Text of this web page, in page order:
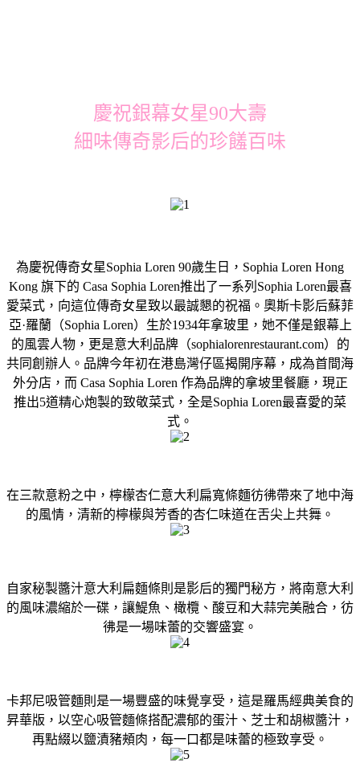
慶祝銀幕女星90大壽
細味傳奇影后的珍饈百味
為慶祝傳奇女星Sophia Loren 90歲生日，Sophia Loren Hong
Kong 旗下的 Casa Sophia Loren推出了一系列Sophia Loren最喜
愛菜式，向這位傳奇女星致以最誠懇的祝福。奧斯卡影后蘇菲
亞·羅蘭（Sophia Loren）生於1934年拿玻里，她不僅是銀幕上
的風雲人物，更是意大利品牌（sophialorenrestaurant.com）的
共同創辦人。品牌今年初在港島灣仔區揭開序幕，成為首間海
外分店，而 Casa Sophia Loren 作為品牌的拿坡里餐廳，現正
推出5道精心炮製的致敬菜式，全是Sophia Loren最喜愛的菜
式。
在三款意粉之中，檸檬杏仁意大利扁寬條麵彷彿帶來了地中海
的風情，清新的檸檬與芳香的杏仁味道在舌尖上共舞。
自家秘製醬汁意大利扁麵條則是影后的獨門秘方，將南意大利
的風味濃縮於一碟，讓鯷魚、橄欖、酸豆和大蒜完美融合，彷
彿是一場味蕾的交響盛宴。
卡邦尼吸管麵則是一場豐盛的味覺享受，這是羅馬經典美食的
昇華版，以空心吸管麵條搭配濃郁的蛋汁、芝士和胡椒醬汁，
再點綴以鹽漬豬頰肉，每一口都是味蕾的極致享受。